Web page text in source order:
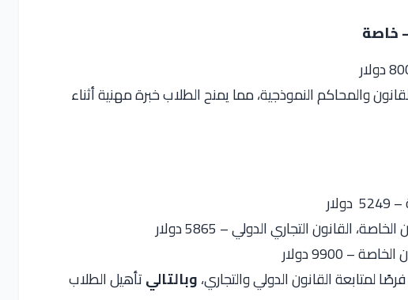
والمحاكم النموذجية، مما يمنح الطلاب خبرة مهنية أثناء
القانون التجاري الدولي – 5865 دولار
– 9900 دولار
لمتابعة القانون الدولي والتجاري،وبالتاليتأهيل الطلاب